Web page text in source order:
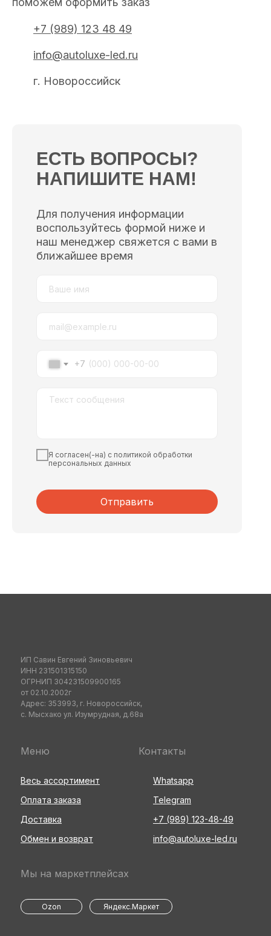
ЕСТЬ ВОПРОСЫ?
НАПИШИТЕ НАМ!
Для получения информации
воспользуйтесь формой ниже и
наш менеджер свяжется с вами в
ближайшее время
+7 (989) 123 48 49
info@autoluxe-led.ru
г. Новороссийск
+7
Я согласен(-на) с политикой обработки
персональных данных
Отправить
ИП Савин Евгений Зиновьевич
ИНН 231501315150
ОГРНИП 304231509900165
от 02.10.2002г
Адрес: 353993, г. Новороссийск,
с. Мысхако ул. Изумрудная, д.68а
Обмен и возврат
Доставка
Оплата заказа
info@autoluxe-led.ru
Меню
Мы на маркетплейсах
Контакты
+7 (989) 123-48-49
Telegram
Весь ассортимент Whatsapp
Ozon Яндекс.Маркет